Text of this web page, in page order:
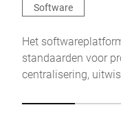
Anti-Robot
Software
Het
standaarden voor
centralisering,